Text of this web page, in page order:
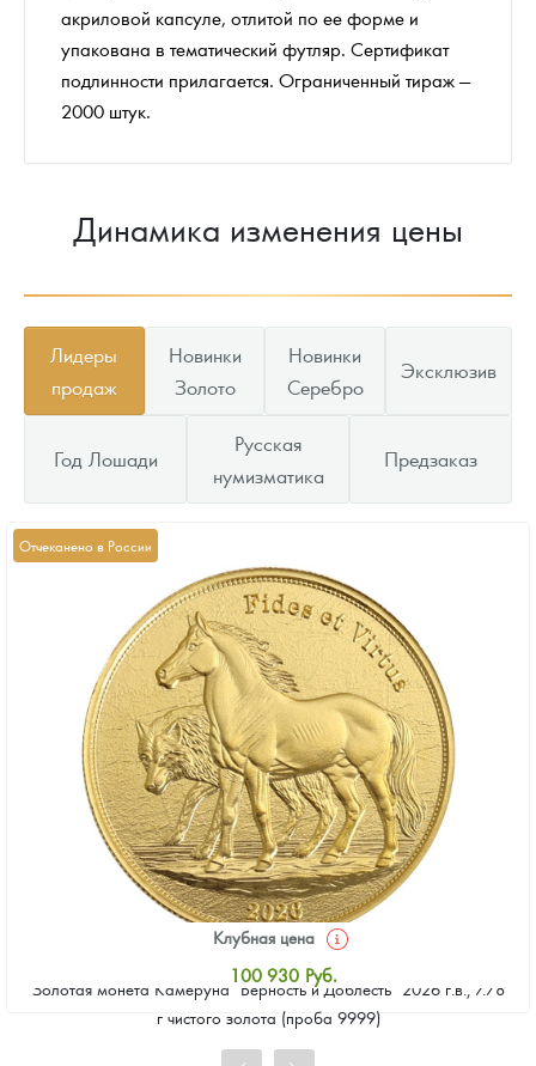
акриловой капсуле, отлитой по ее форме и
упакована в тематический футляр. Сертификат
подлинности прилагается. Ограниченный тираж —
2000 штук.
Динамика изменения цены
Лидеры
продаж
Новинки
Золото
Новинки
Серебро
Эксклюзив
Год Лошади
Русская
нумизматика
Предзаказ
Отчеканено в России
Золотая монета Камеруна "Верность и Доблесть" 2026 г.в., 7.78
г чистого золота (проба 9999)
Клубная цена
100 930 Руб.
Стандартная цена